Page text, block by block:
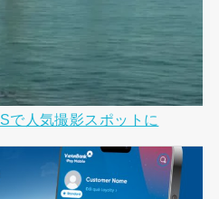
で人気撮影スポットに